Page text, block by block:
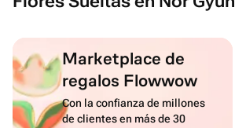
Marketplace de
regalos Flowwow
Con la confianza de millones
de clientes en más de 30